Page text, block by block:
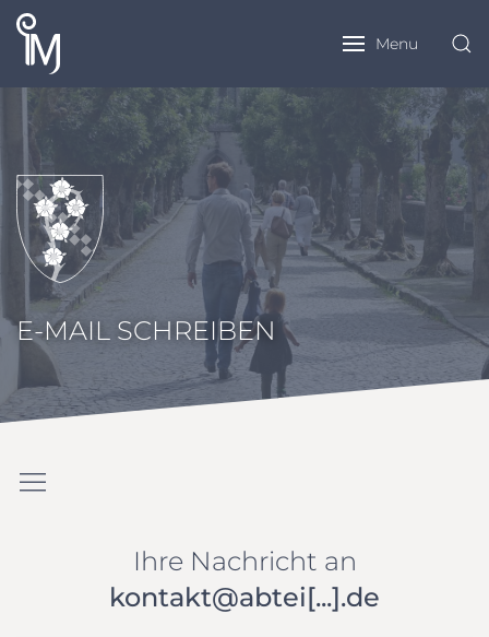
Menu
E-MAIL SCHREIBEN
Ihre Nachricht an
kontakt@abtei[...].de